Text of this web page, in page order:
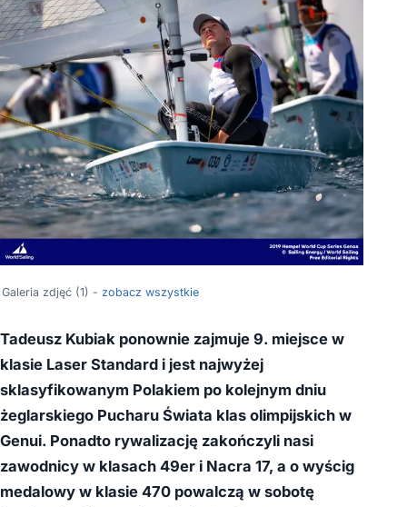
Galeria zdjęć (1) - zobacz wszystkie
Tadeusz Kubiak ponownie zajmuje 9. miejsce w
klasie Laser Standard i jest najwyżej
sklasyfikowanym Polakiem po kolejnym dniu
żeglarskiego Pucharu Świata klas olimpijskich w
Genui. Ponadto rywalizację zakończyli nasi
zawodnicy w klasach 49er i Nacra 17, a o wyścig
medalowy w klasie 470 powalczą w sobotę